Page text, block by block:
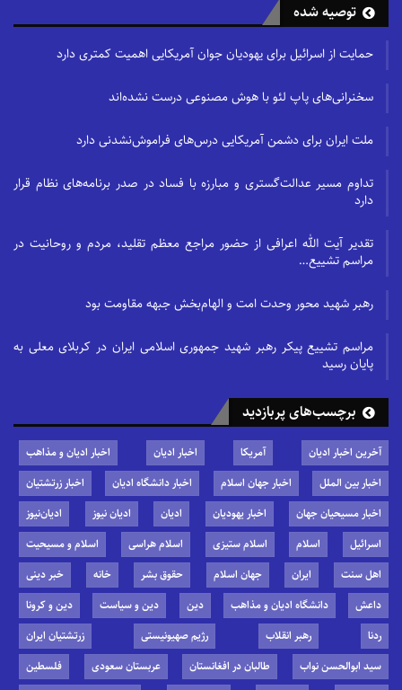
توصیه شده
حمایت از اسرائیل برای یهودیان جوان آمریکایی اهمیت کمتری دارد
سخنرانی‌های پاپ لئو با هوش مصنوعی درست نشده‌اند
ملت ایران برای دشمن آمریکایی درس‌های فراموش‌نشدنی دارد
تداوم مسیر عدالت‌گستری و مبارزه با فساد در صدر برنامه‌های نظام قرار
دارد
تقدیر آیت الله اعرافی از حضور مراجع معظم تقلید، مردم و روحانیت در
مراسم تشییع…
رهبر شهید محور وحدت امت و الهام‌بخش جبهه مقاومت بود
مراسم تشییع پیکر رهبر شهید جمهوری اسلامی ایران در کربلای معلی به
پایان رسید
برچسب‌های پربازدید
آخرین اخبار ادیان آمریکا اخبار ادیان
اخبار ادیان و مذاهب
اخبار بین الملل
اخبار جهان اسلام اخبار دانشگاه ادیان
اخبار زرتشتیان
اخبار مسیحیان جهان
اخبار یهودیان ادیان ادیان نیوز
ادیان‌نیوز
اسرائیل
اسلام اسلام ستیزی اسلام هراسی
اسلام و مسیحیت
اهل سنت
ایران جهان اسلام حقوق بشر خانه
خبر دینی
داعش
دانشگاه ادیان و مذاهب دین دین و سیاست
دین و کرونا
ردنا
رهبر انقلاب رژیم صهیونیستی
زرتشتیان ایران
سید ابوالحسن نواب
طالبان در افغانستان عربستان سعودی
فلسطین